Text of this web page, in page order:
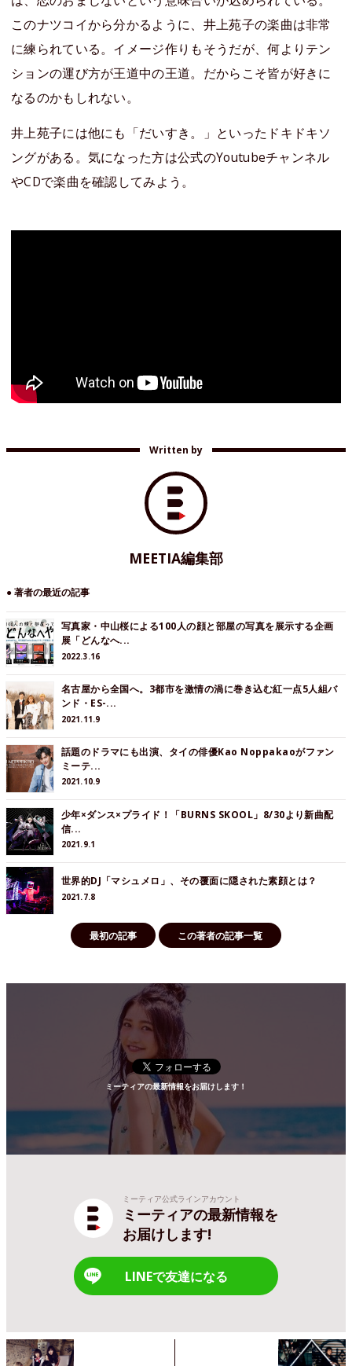
このナツコイから分かるように、井上苑子の楽曲は非常
に練られている。イメージ作りもそうだが、何よりテン
ションの運び方が王道中の王道。だからこそ皆が好きに
なるのかもしれない。
井上苑子には他にも「だいすき。」といったドキドキソ
ングがある。気になった方は公式のYoutubeチャンネル
やCDで楽曲を確認してみよう。
Written by
MEETIA編集部
● 著者の最近の記事
写真家・中山桜による100人の顔と部屋の写真を展示する企画
展「どんなへ...
2022.3.16
名古屋から全国へ。3都市を激情の渦に巻き込む紅一点5人組バ
ンド・ES-...
2021.11.9
話題のドラマにも出演、タイの俳優Kao Noppakaoがファン
ミーテ...
2021.10.9
少年×ダンス×プライド！「BURNS SKOOL」8/30より新曲配
信...
2021.9.1
世界的DJ「マシュメロ」、その覆面に隠された素顔とは？
2021.7.8
最初の記事 この著者の記事一覧
ミーティアの最新情報をお届けします！
ミーティア公式ラインアカウント
ミーティアの最新情報を
お届けします!
LINEで友達になる